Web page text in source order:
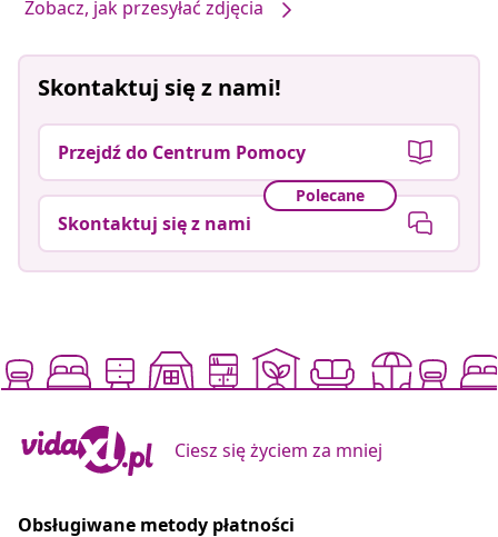
Nasze produkty w Twoim stylu #sharemevidaxl
Zobacz, jak przesyłać zdjęcia
Skontaktuj się z nami!
Przejdź do Centrum Pomocy
Skontaktuj się z nami